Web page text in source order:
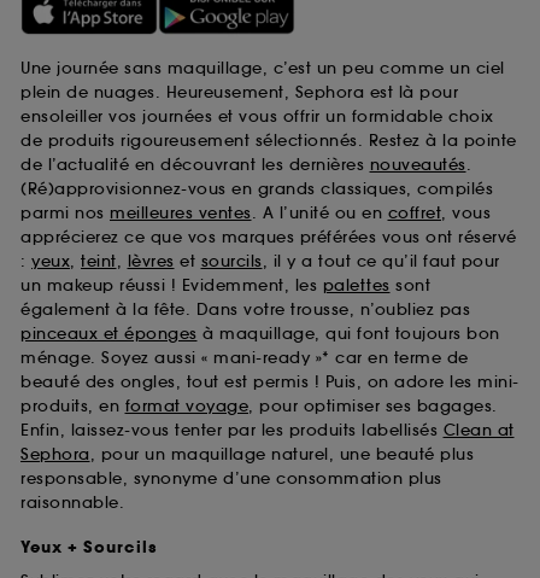
Une journée sans maquillage, c’est un peu comme un ciel
plein de nuages. Heureusement, Sephora est là pour
ensoleiller vos journées et vous offrir un formidable choix
de produits rigoureusement sélectionnés. Restez à la pointe
de l’actualité en découvrant les dernières nouveautés.
(Ré)approvisionnez-vous en grands classiques, compilés
parmi nos meilleures ventes. A l’unité ou en coffret, vous
apprécierez ce que vos marques préférées vous ont réservé
: yeux, teint, lèvres et sourcils, il y a tout ce qu’il faut pour
un makeup réussi ! Evidemment, les palettes sont
également à la fête. Dans votre trousse, n’oubliez pas
pinceaux et éponges à maquillage, qui font toujours bon
ménage. Soyez aussi « mani-ready »* car en terme de
beauté des ongles, tout est permis ! Puis, on adore les mini-
produits, en format voyage, pour optimiser ses bagages.
Enfin, laissez-vous tenter par les produits labellisés Clean at
Sephora, pour un maquillage naturel, une beauté plus
responsable, synonyme d’une consommation plus
raisonnable.
Yeux + Sourcils
permettent de réaliser des statistiques de
d’en améliorer la performance.
Cookies de sécurisation des paiements en ligne :
ils nous permettent de lutter notamment contre les
fraudes aux moyens de paiement et les
usurpations d’identité.
il s’agit de cookies
permettant l’affichage et/ou la fourniture de
certaines fonctionnalités du site, tel que les
cookies d’authentification qui sont utilisés afin de
vous faire bénéficier de l’authentification
prolongée vous permettant d’accéder à votre
compte lors de votre prochaine visite sur le site
sans saisir à nouveau votre identifiant et mot de
passe.
A l'exception des cookies techniques, le dépôt et la
pouvez personnaliser vos choix concernant le dépôt